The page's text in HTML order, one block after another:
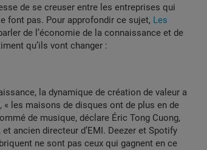
de se creuser entre les entreprises qui
font pas. Pour approfondir ce sujet, Les
de l’économie de la connaissance et de
qu’ils vont changer :
la dynamique de création de valeur a
les maisons de disques ont de plus en de
de musique, déclare Éric Tong Cuong,
ancien directeur d’EMI. Deezer et Spotify
ne sont pas ceux qui gagnent en ce